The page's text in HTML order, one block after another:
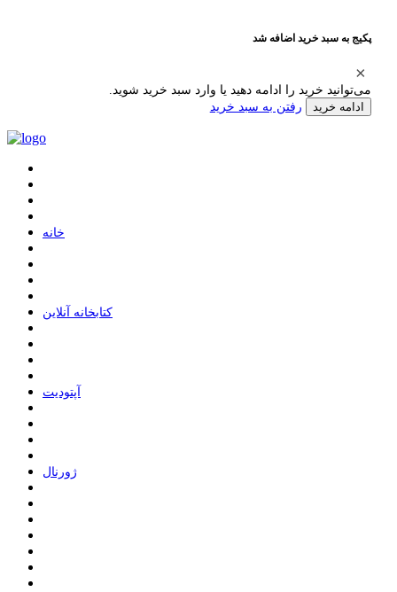
پکیج به سبد خرید اضافه شد
می‌توانید خرید را ادامه دهید یا وارد سبد خرید شوید.
ادامه خرید رفتن به سبد خرید
ﺧﺎﻧﻪ
ﮐﺘﺎﺑﺨﺎﻧﻪ ﺁﻧﻼﯾﻦ
ﺁﭘﺘﻮﺩﯾﺖ
ﮊﻭﺭﻧﺎﻝ